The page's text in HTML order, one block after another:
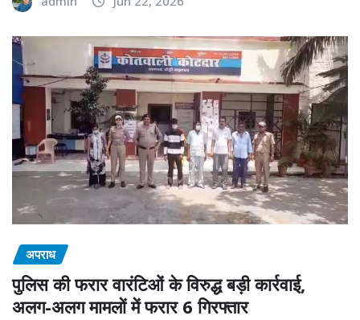
अपराध
पुलिस की फरार वारंटिओं के विरुद्ध बड़ी कार्रवाई,
अलग-अलग मामलों में फरार 6 गिरफ्तार